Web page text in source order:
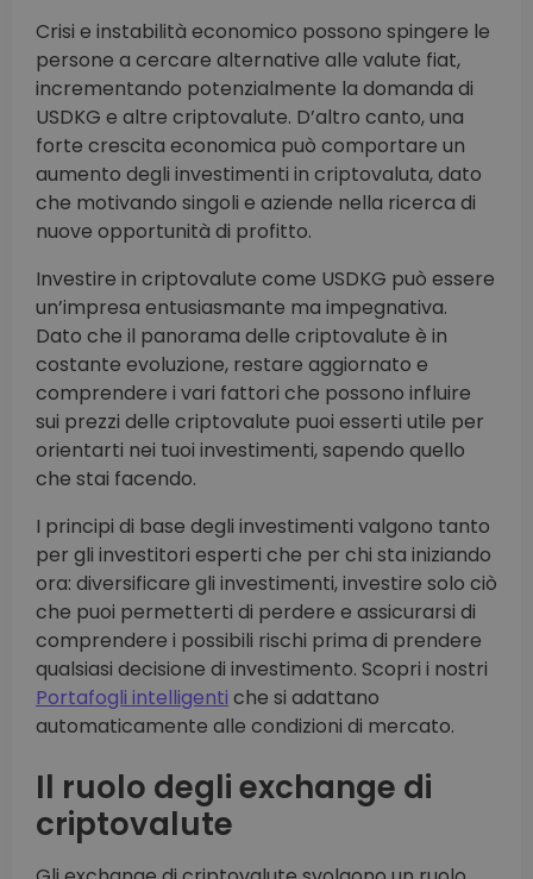
Crisi e instabilità economico possono spingere le
persone a cercare alternative alle valute fiat,
incrementando potenzialmente la domanda di
USDKG e altre criptovalute. D’altro canto, una
forte crescita economica può comportare un
aumento degli investimenti in criptovaluta, dato
che motivando singoli e aziende nella ricerca di
nuove opportunità di profitto.
Investire in criptovalute come USDKG può essere
un’impresa entusiasmante ma impegnativa.
Dato che il panorama delle criptovalute è in
costante evoluzione, restare aggiornato e
comprendere i vari fattori che possono influire
sui prezzi delle criptovalute puoi esserti utile per
orientarti nei tuoi investimenti, sapendo quello
che stai facendo.
I principi di base degli investimenti valgono tanto
per gli investitori esperti che per chi sta iniziando
ora: diversificare gli investimenti, investire solo ciò
che puoi permetterti di perdere e assicurarsi di
comprendere i possibili rischi prima di prendere
qualsiasi decisione di investimento. Scopri i nostri
Portafogli intelligenti che si adattano
automaticamente alle condizioni di mercato.
Il ruolo degli exchange di
criptovalute